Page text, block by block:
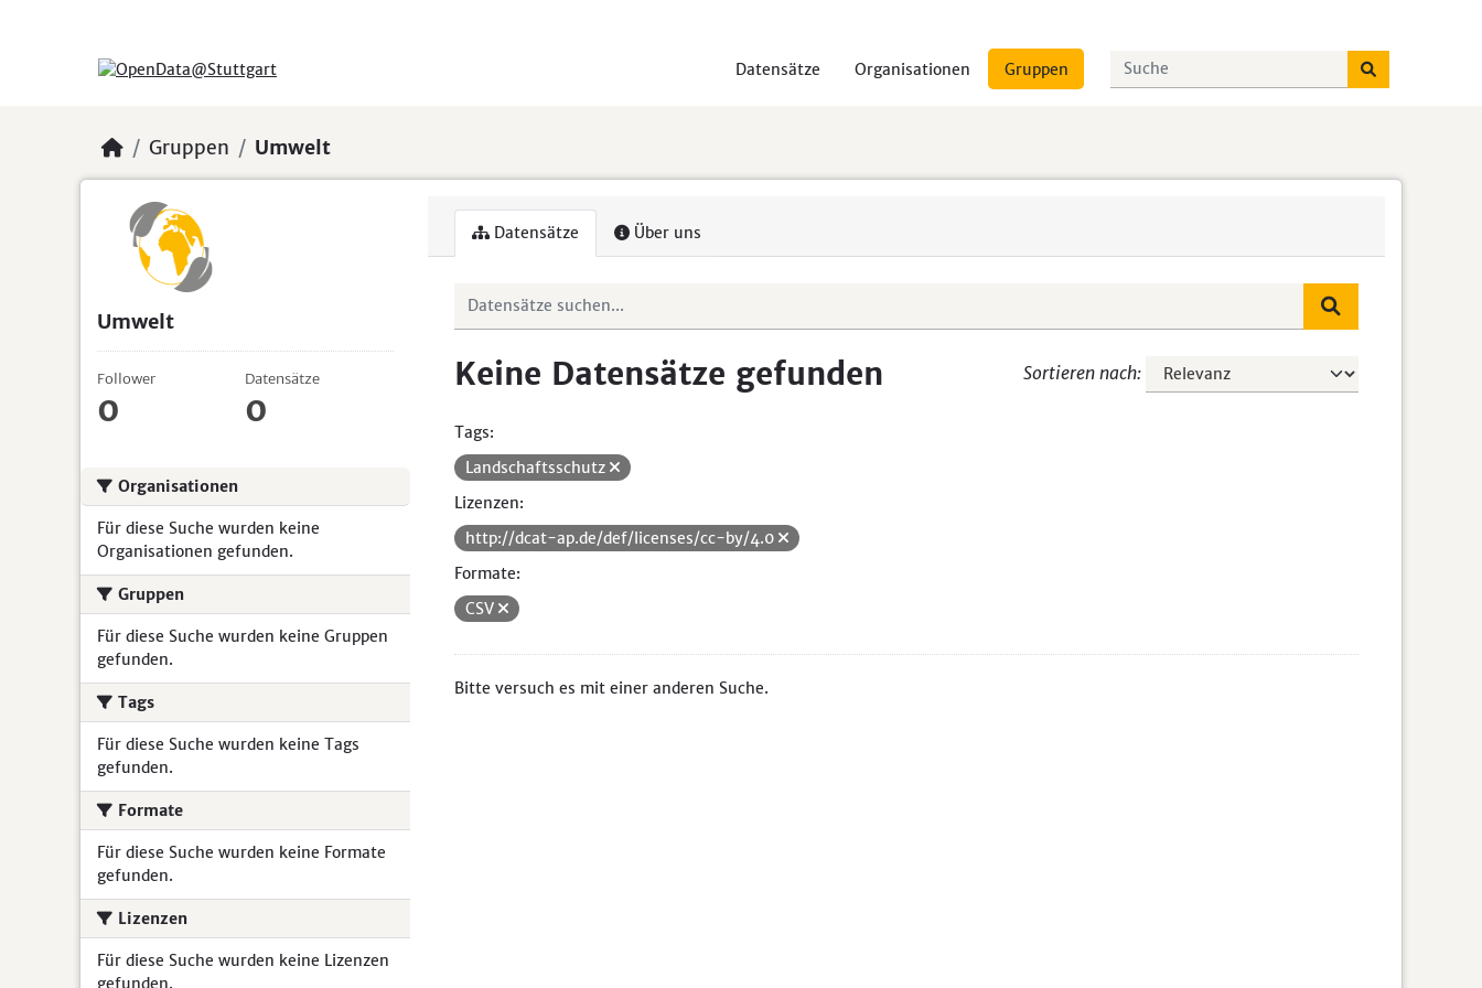
Datensätze Organisationen Gruppen
Gruppen Umwelt
Umwelt
Follower
0
Datensätze
0
Organisationen
Für diese Suche wurden keine
Organisationen gefunden.
Gruppen
Für diese Suche wurden keine Gruppen
gefunden.
Tags
Für diese Suche wurden keine Tags
gefunden.
Formate
Für diese Suche wurden keine Formate
gefunden.
Lizenzen
Für diese Suche wurden keine Lizenzen
gefunden.
Datensätze Über uns
Sortieren nach
Keine Datensätze gefunden
Tags:
Landschaftsschutz
Lizenzen:
http://dcat-ap.de/def/licenses/cc-by/4.0
Formate:
CSV
Bitte versuch es mit einer anderen Suche.